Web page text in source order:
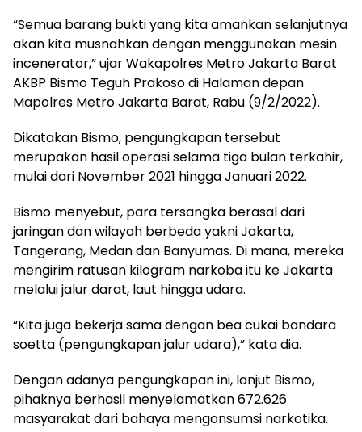
“Semua barang bukti yang kita amankan selanjutnya
akan kita musnahkan dengan menggunakan mesin
incenerator,” ujar Wakapolres Metro Jakarta Barat
AKBP Bismo Teguh Prakoso di Halaman depan
Mapolres Metro Jakarta Barat, Rabu (9/2/2022).
Dikatakan Bismo, pengungkapan tersebut
merupakan hasil operasi selama tiga bulan terkahir,
mulai dari November 2021 hingga Januari 2022.
Bismo menyebut, para tersangka berasal dari
jaringan dan wilayah berbeda yakni Jakarta,
Tangerang, Medan dan Banyumas. Di mana, mereka
mengirim ratusan kilogram narkoba itu ke Jakarta
melalui jalur darat, laut hingga udara.
“Kita juga bekerja sama dengan bea cukai bandara
soetta (pengungkapan jalur udara),” kata dia.
Dengan adanya pengungkapan ini, lanjut Bismo,
pihaknya berhasil menyelamatkan 672.626
masyarakat dari bahaya mengonsumsi narkotika.